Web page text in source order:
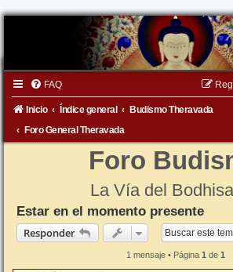
FAQ
Inicio Índice general
Budismo Theravada
Foro General Theravada
Foro
La Vía del
Estar en el momento presente
Responder
1 mensaje • Página 1 de 1